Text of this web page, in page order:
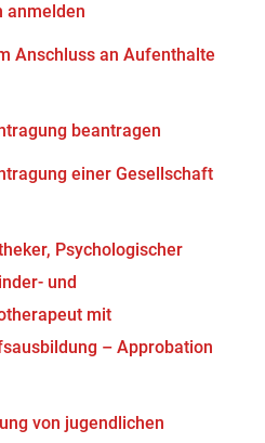
anmelden
Anschluss an Aufenthalte
beantragen
einer Gesellschaft
Psychologischer
und
mit
– Approbation
von jugendlichen